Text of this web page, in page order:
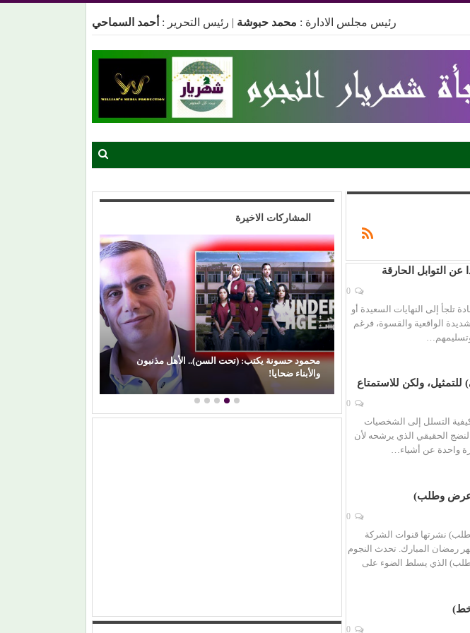
رئيس مجلس الادارة : محمد حبوشة | رئيس التحرير : أحمد السماحي
التوابل الحارقة
تلجأ إلى النهايات السعيدة أو
الواقعية والقسوة، فرغم
ولكن للاستمتاع
التسلل إلى الشخصيات
الحقيقي الذي يرشحه لأن
واحدة عن أشياء…
(عرض وطلب)
نشرتها قنوات الشركة
رمضان المبارك. تحدث النجوم
الذي يسلط الضوء على
المشاركات الاخيرة
محمود حسونة يكتب: (تحت السن).. الأهل مذنبون
والأبناء ضحايا!